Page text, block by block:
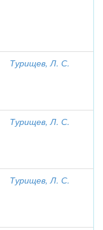
Турищев, Л. С.
Турищев, Л. С.
Турищев, Л. С.